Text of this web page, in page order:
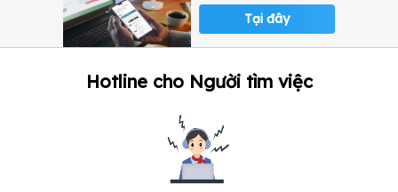
Tại đây
Hotline cho Người tìm việc